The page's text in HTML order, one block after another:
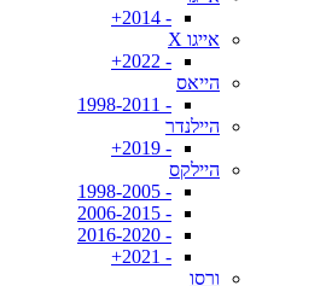
- 2014+
אייגו X
- 2022+
הייאס
- 1998-2011
היילנדר
- 2019+
היילקס
- 1998-2005
- 2006-2015
- 2016-2020
- 2021+
ורסו